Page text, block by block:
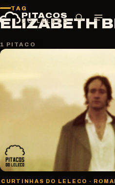
Pular
para
o
conteúdo
PITACOS
DO LELECO
TAG
ELIZABETH
1 PITACO
CURTINHAS DO LELECO ·